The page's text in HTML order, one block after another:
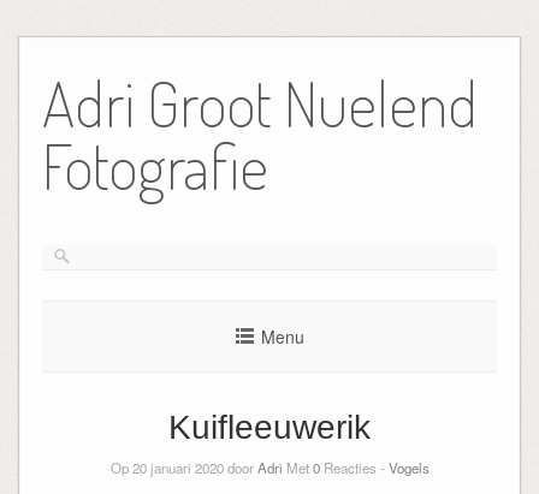
de
inhoud
Adri Groot Nuelend
Fotografie
Menu
Kuifleeuwerik
Op 20 januari 2020 doorAdri Met0Reacties - Vogels